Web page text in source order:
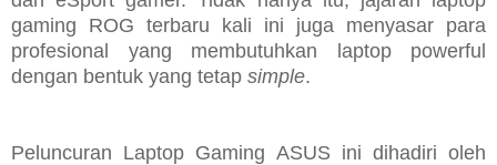
gaming ROG terbaru kali ini juga menyasar para
profesional yang membutuhkan laptop powerful
dengan bentuk yang tetap simple.
Peluncuran Laptop Gaming ASUS ini dihadiri oleh